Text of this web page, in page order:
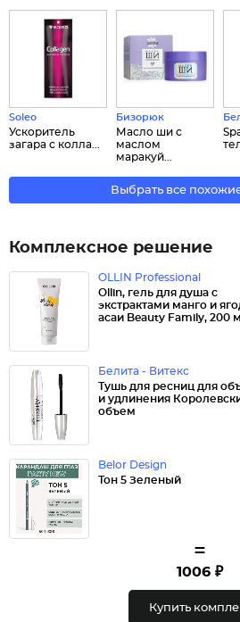
Soleo
Ускоритель
загара с колла...
Бизорюк
Масло ши с
маслом
маракуй...
Выбрать все
Комплексное решение
OLLIN Professional
Ollin, гель для душа с
экстрактами манго и
асаи Beauty Family, 200
Белита - Витекс
Тушь для ресниц для
и удлинения
объем
Belor Design
Тон 5 Зеленый
=
1006 ₽
Купить